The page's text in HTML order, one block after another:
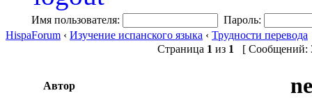
Имя пользователя:
Пароль:
HispaForum ‹ Изучение испанского языка ‹ Трудности перевода
Страница 1 из 1 [ Сообщений:
Автор